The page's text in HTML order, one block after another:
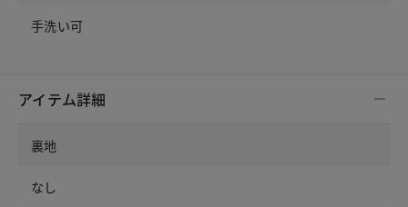
手洗い可
アイテム詳細
裏地
なし